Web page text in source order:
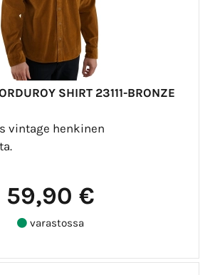
SHIRT 23111-BRONZE
vintage henkinen
59,90 €
varastossa